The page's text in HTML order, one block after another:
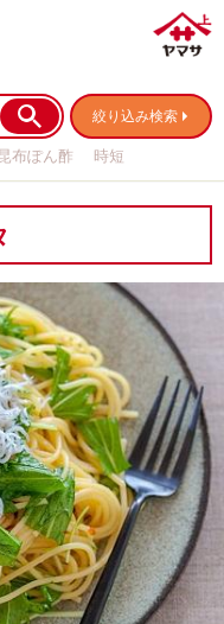
絞り込み検索
布ぽん酢
時短